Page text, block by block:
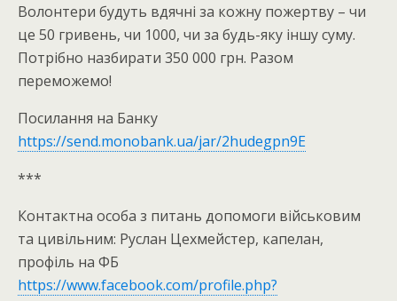
Волонтери будуть вдячні за кожну пожертву – чи
це 50 гривень, чи 1000, чи за будь-яку іншу суму.
Потрібно назбирати 350 000 грн. Разом
переможемо!
Посилання на Банку
https://send.monobank.ua/jar/2hudegpn9E
***
Контактна особа з питань допомоги військовим
та цивільним: Руслан Цехмейстер, капелан,
профіль на ФБ
https://www.facebook.com/profile.php?